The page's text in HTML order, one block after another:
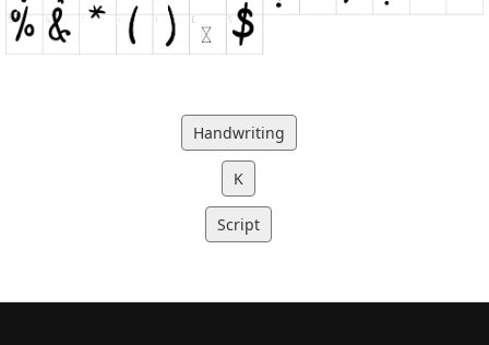
Handwriting
K
Script